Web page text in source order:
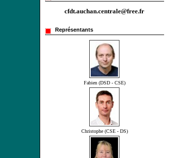
cfdt.auchan.centrale@free.fr
Représentants
Fabien (DSD - CSE)
Christophe (CSE - DS)